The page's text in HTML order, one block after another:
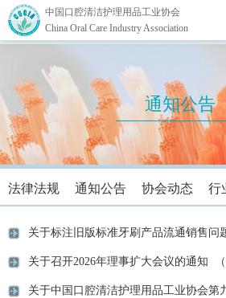
中国口腔清洁护理用品工业协会
China Oral Care Industry Association
通知公告
法律法规 通知公告 协会动态 行
关于标注旧版标准牙刷产品流通销售问
关于召开2026年理事扩大会议的通知 （